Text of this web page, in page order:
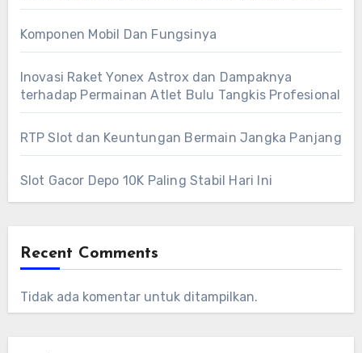
Komponen Mobil Dan Fungsinya
Inovasi Raket Yonex Astrox dan Dampaknya
terhadap Permainan Atlet Bulu Tangkis Profesional
RTP Slot dan Keuntungan Bermain Jangka Panjang
Slot Gacor Depo 10K Paling Stabil Hari Ini
Recent Comments
Tidak ada komentar untuk ditampilkan.